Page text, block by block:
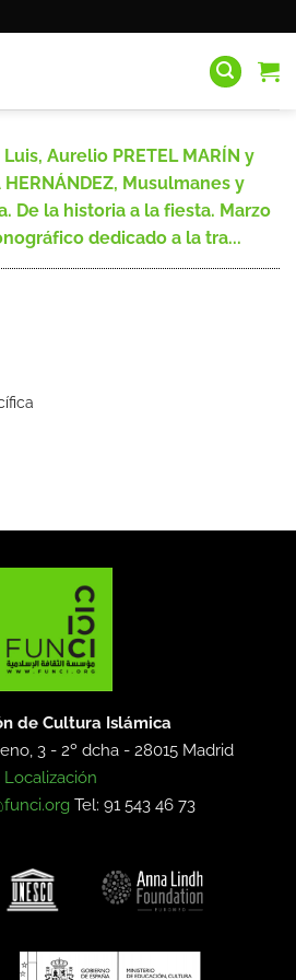
Aurelio PRETEL MARÍN y
Musulmanes y
De la historia a la fiesta. Marzo
dedicado a la tra...
de Cultura Islámica
3 - 2º dcha -28015 Madrid
Localización
Tel: 91 543 46 73